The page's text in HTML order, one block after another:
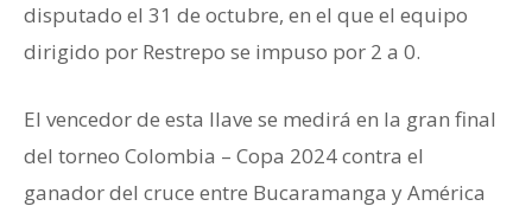
disputado el 31 de octubre, en el que el equipo
dirigido por Restrepo se impuso por 2 a 0.
El vencedor de esta llave se medirá en la gran final
del torneo Colombia – Copa 2024 contra el
ganador del cruce entre Bucaramanga y América